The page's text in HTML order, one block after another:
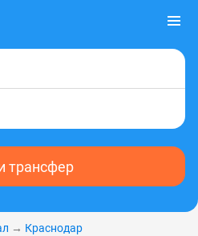
трансфер
→ Краснодар